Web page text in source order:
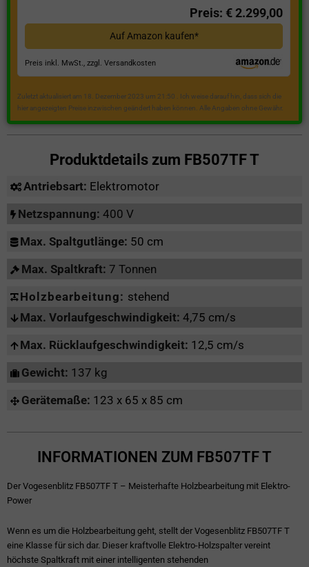
Preis: € 2.299,00
Auf Amazon kaufen*
Preis inkl. MwSt., zzgl. Versandkosten
Zuletzt aktualisiert am 18. Dezember 2023 um 21:50 . Ich weise darauf hin, dass sich die
hier angezeigten Preise inzwischen geändert haben können. Alle Angaben ohne Gewähr.
Produktdetails zum FB507TF T
Antriebsart: Elektromotor
Netzspannung: 400 V
Max. Spaltgutlänge: 50 cm
Max. Spaltkraft: 7 Tonnen
Holzbearbeitung: stehend
Max. Vorlaufgeschwindigkeit: 4,75 cm/s
Max. Rücklaufgeschwindigkeit: 12,5 cm/s
Gewicht: 137 kg
Gerätemaße: 123 x 65 x 85 cm
INFORMATIONEN ZUM FB507TF T
Der Vogesenblitz FB507TF T – Meisterhafte Holzbearbeitung mit Elektro-
Power
Wenn es um die Holzbearbeitung geht, stellt der Vogesenblitz FB507TF T
eine Klasse für sich dar. Dieser kraftvolle Elektro-Holzspalter vereint
höchste Spaltkraft mit einer intelligenten stehenden